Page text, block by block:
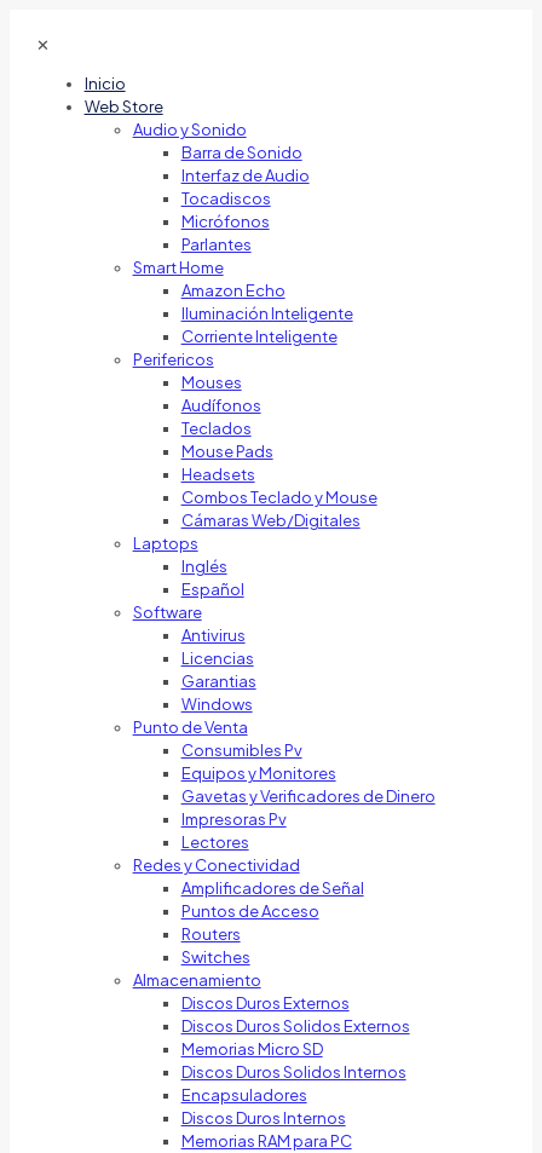
✕
Inicio
Web Store
Audio y Sonido
Barra de Sonido
Interfaz de Audio
Tocadiscos
Micrófonos
Parlantes
Smart Home
Amazon Echo
Iluminación Inteligente
Corriente Inteligente
Perifericos
Mouses
Audífonos
Teclados
Mouse Pads
Headsets
Combos Teclado y Mouse
Cámaras Web/Digitales
Laptops
Inglés
Español
Software
Antivirus
Licencias
Garantias
Windows
Punto de Venta
Consumibles Pv
Equipos y Monitores
Gavetas y Verificadores de Dinero
Impresoras Pv
Lectores
Redes y Conectividad
Amplificadores de Señal
Puntos de Acceso
Routers
Switches
Almacenamiento
Discos Duros Externos
Discos Duros Solidos Externos
Memorias Micro SD
Discos Duros Solidos Internos
Encapsuladores
Discos Duros Internos
Memorias RAM para PC